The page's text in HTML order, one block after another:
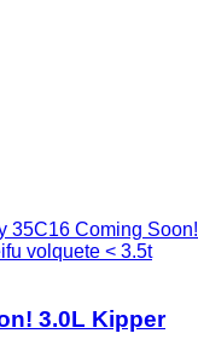
35C16 Coming Soon!
volquete < 3.5t
3.0L Kipper